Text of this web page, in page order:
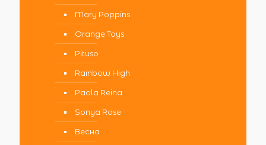
Mary Poppins
Orange Toys
Pituso
Rainbow High
Paola Reina
Sonya Rose
Весна